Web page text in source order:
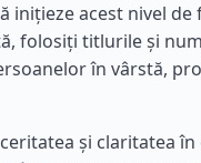
inițieze acest nivel de
folosiți titlurile și
în vârstă,
și claritatea